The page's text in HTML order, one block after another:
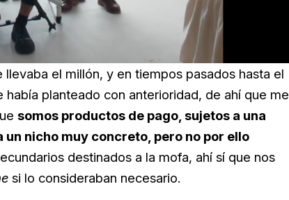
el millón, y en tiempos pasados hasta el
planteado con anterioridad, de ahí que me
somos productos de pago, sujetos a una
nicho muy concreto, pero no por ello
destinados a la mofa, ahí sí que nos
si lo consideraban necesario.